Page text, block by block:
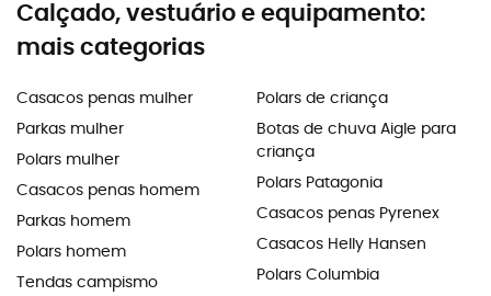
Calçado, vestuário e equipamento:
mais categorias
Casacos penas mulher
Parkas mulher
Polars mulher
Casacos penas homem
Parkas homem
Polars homem
Tendas campismo
Polars de criança
Botas de chuva Aigle para
criança
Polars Patagonia
Casacos penas Pyrenex
Casacos Helly Hansen
Polars Columbia